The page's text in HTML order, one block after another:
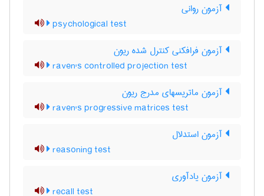
آزمون روانی
psychological test
آزمون فرافکنی کنترل شده ریون
raven's controlled projection test
آزمون ماتریسهای مدرج ریون
raven's progressive matrices test
آزمون استدلال
reasoning test
آزمون یادآوری
recall test